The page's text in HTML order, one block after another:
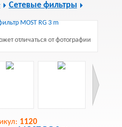
Сетевые фильтры
отличаться от фотографии
1120